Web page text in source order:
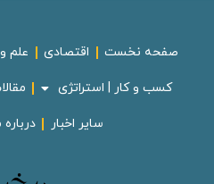
صفحه نخست اقتصادی علم و
کسب و کار | استراتژی
سایر اخبار درباره ما